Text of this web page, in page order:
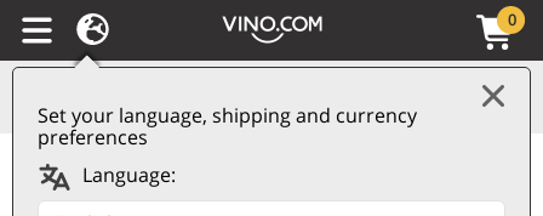
Set your language, shipping and currency
preferences
Language:
0
Valdobbiadene